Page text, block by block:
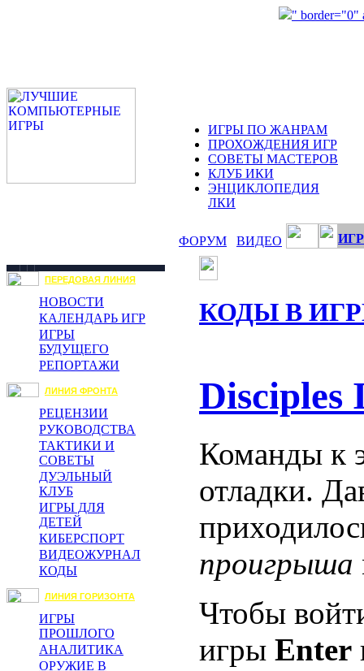
" border="0"
ИГРЫ ПО ЖАНРАМ
ПРОХОЖДЕНИЯ ИГР
СОВЕТЫ МАСТЕРОВ
КЛУБ ИКИ
ЭНЦИКЛОПЕДИЯ
ЛКИ
ФОРУМ ВИДЕО
ПЕРЕДОВАЯ ЛИНИЯ
НОВОСТИ
КАЛЕНДАРЬ ИГР
ИГРЫ
БУДУЩЕГО
РЕПОРТАЖИ
ЛИНИЯ ФРОНТА
РЕЦЕНЗИИ
РУКОВОДСТВА
ТАКТИКИ И
СОВЕТЫ
ДУЭЛЬНЫЙ
КЛУБ
ИГРЫ ДЛЯ
ДЕТЕЙ
КИБЕРСПОРТ
ВИДЕОЖУРНАЛ
КОДЫ
ЛИНИЯ ГОРИЗОНТА
ИГРЫ
ПРОШЛОГО
АНАЛИТИКА
ОРУЖИЕ В
КОДЫ В
Disciples
Команды к
отладки.
проигрыша
Чтобы
игры Enter